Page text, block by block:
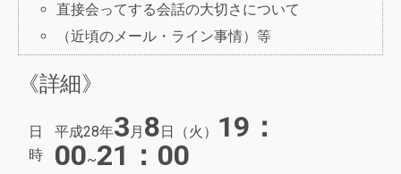
直接会ってする会話の大切さについて
（近頃のメール・ライン事情）等
《詳細》
日
時
平成28年3 月 8 日（火）
19：
00~21：00